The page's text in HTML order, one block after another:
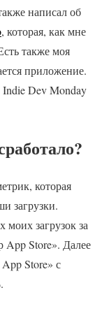
написал об
, которая, как мне
также моя
приложение.
Dev Monday
которая
загрузки.
моих загрузок за
App Store». Далее
Store» с